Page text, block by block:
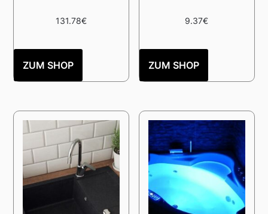
131.78€
ZUM SHOP
9.37€
ZUM SHOP